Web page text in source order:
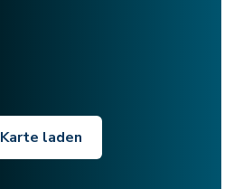
Karte laden